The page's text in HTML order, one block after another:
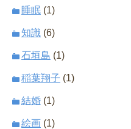
睡眠 (1)
知識 (6)
石垣島 (1)
稲葉翔子 (1)
結婚 (1)
絵画 (1)